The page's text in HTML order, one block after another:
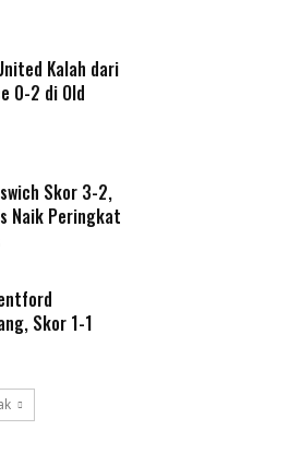
Kalah dari
0-2 di Old
Skor 3-2,
Naik Peringkat
Skor 1-1